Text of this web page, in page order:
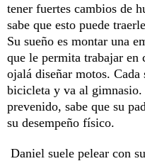
tener fuertes cambios de
sabe que esto puede
Su sueño es montar una
que le permita trabajar en
ojalá diseñar motos. Cada
bicicleta y va al gimnasio.
prevenido, sabe que su
su desempeño físico.
Daniel suele pelear con